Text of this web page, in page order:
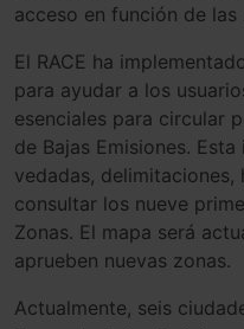
acceso en función de las
El RACE ha
para ayudar a los
esenciales para circular
de Bajas Emisiones.
vedadas, delimitaciones,
consultar los nueve
Zonas. El mapa será
aprueben nuevas zonas.
Actualmente, seis